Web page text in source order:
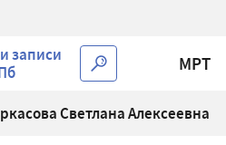
записи
МРТ
Светлана Алексеевна